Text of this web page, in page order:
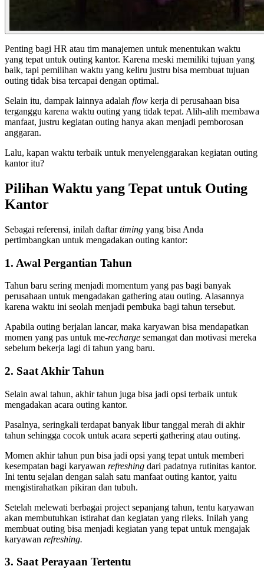
Penting bagi HR atau tim manajemen untuk menentukan waktu
yang tepat untuk outing kantor. Karena meski memiliki tujuan yang
baik, tapi pemilihan waktu yang keliru justru bisa membuat tujuan
outing tidak bisa tercapai dengan optimal.
Selain itu, dampak lainnya adalah flow kerja di perusahaan bisa
terganggu karena waktu outing yang tidak tepat. Alih-alih membawa
manfaat, justru kegiatan outing hanya akan menjadi pemborosan
anggaran.
Lalu, kapan waktu terbaik untuk menyelenggarakan kegiatan outing
kantor itu?
Pilihan Waktu yang Tepat untuk Outing
Kantor
Sebagai referensi, inilah daftartiming yang bisa Anda
pertimbangkan untuk mengadakan outing kantor:
1. Awal Pergantian Tahun
Tahun baru sering menjadi momentum yang pas bagi banyak
perusahaan untuk mengadakan gathering atau outing. Alasannya
karena waktu ini seolah menjadi pembuka bagi tahun tersebut.
Apabila outing berjalan lancar, maka karyawan bisa mendapatkan
momen yang pas untuk me-recharge semangat dan motivasi mereka
sebelum bekerja lagi di tahun yang baru.
2. Saat Akhir Tahun
Selain awal tahun, akhir tahun juga bisa jadi opsi terbaik untuk
mengadakan acara outing kantor.
Pasalnya, seringkali terdapat banyak libur tanggal merah di akhir
tahun sehingga cocok untuk acara seperti gathering atau outing.
Momen akhir tahun pun bisa jadi opsi yang tepat untuk memberi
kesempatan bagi karyawan refreshing dari padatnya rutinitas kantor.
Ini tentu sejalan dengan salah satu manfaat outing kantor, yaitu
mengistirahatkan pikiran dan tubuh.
Setelah melewati berbagai project sepanjang tahun, tentu karyawan
akan membutuhkan istirahat dan kegiatan yang rileks. Inilah yang
membuat outing bisa menjadi kegiatan yang tepat untuk mengajak
karyawan refreshing.
3. Saat Perayaan Tertentu